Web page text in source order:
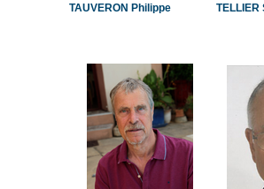
TAUVERON Philippe TELLIER